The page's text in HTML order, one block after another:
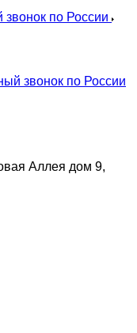
звонок по России
звонок по России
Аллея дом 9,